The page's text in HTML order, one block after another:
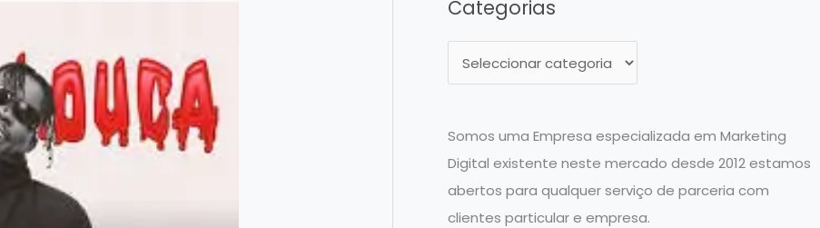
Categorias
a
e
g
o
r
Somos uma Empresa especializada em Marketing
Digital existente neste mercado desde 2012 estamos
abertos para qualquer serviço de parceria com
clientes particular e empresa.